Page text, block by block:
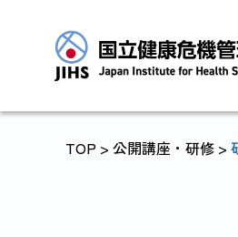
TOP > 公開講座・研修 >